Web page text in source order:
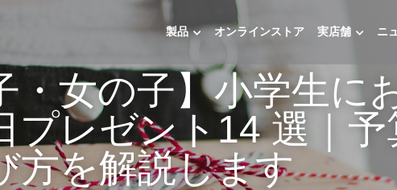
製品 オンラインストア 実店舗 ニ
・女の子】小学生に
プレゼント14 選｜予
方を解説します